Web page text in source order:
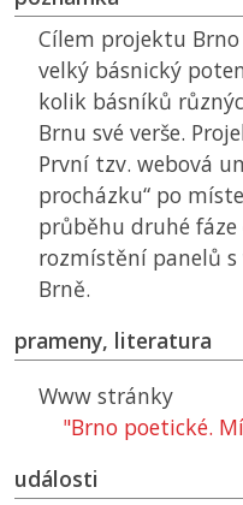
Cílem projektu
velký básnický
kolik básníků
Brnu své verše.
První tzv. webová
procházku“ po
průběhu druhé
rozmístění panelů
Brně.
prameny, literatura
Www stránky
"Brno poetické.
události